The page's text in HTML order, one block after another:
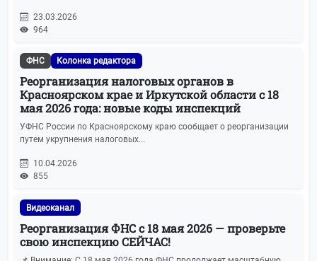
23.03.2026
964
ФНС Колонка редактора
Реорганизация налоговых органов в
Красноярском крае и Иркутской области с 18
мая 2026 года: новые коды инспекций
УФНС России по Красноярскому краю сообщает о реорганизации
путем укрупнения налоговых...
10.04.2026
855
Видеоканал
Реорганизация ФНС с 18 мая 2026 — проверьте
свою инспекцию СЕЙЧАС!